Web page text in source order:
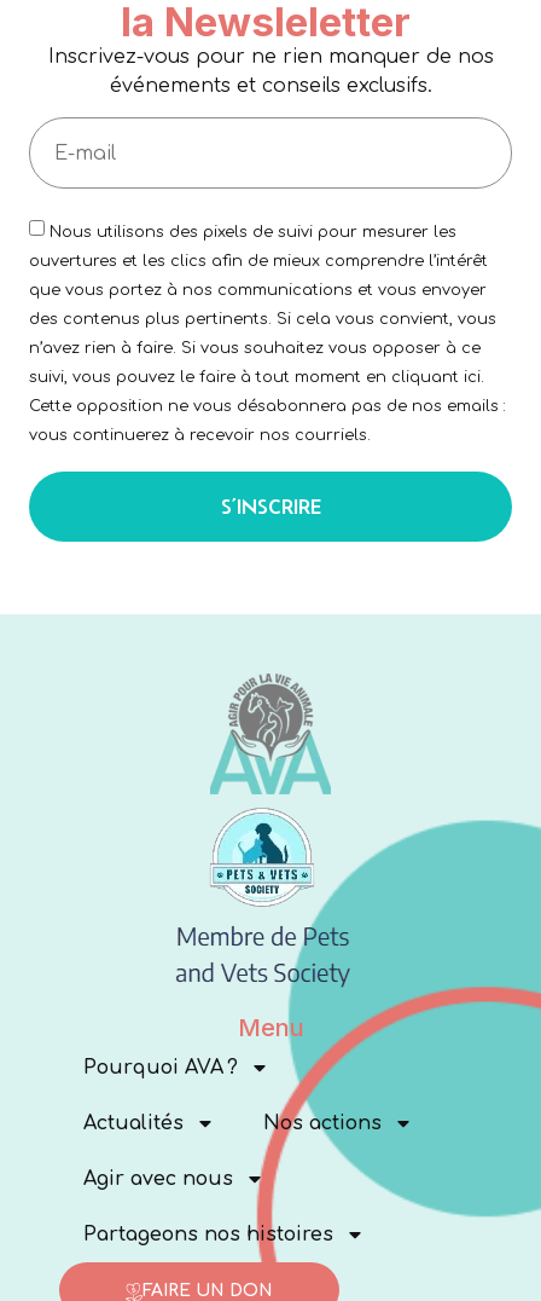
la Newsleletter
Inscrivez-vous pour ne rien manquer de nos
événements et conseils exclusifs.
Nous utilisons des pixels de suivi pour mesurer les
ouvertures et les clics afin de mieux comprendre l’intérêt
que vous portez à nos communications et vous envoyer
des contenus plus pertinents. Si cela vous convient, vous
n’avez rien à faire. Si vous souhaitez vous opposer à ce
suivi, vous pouvez le faire à tout moment en cliquant ici.
Cette opposition ne vous désabonnera pas de nos emails :
vous continuerez à recevoir nos courriels.
S’INSCRIRE
Menu
Pourquoi AVA ?
Actualités Nos actions
Agir avec nous
Partageons nos histoires
FAIRE UN DON